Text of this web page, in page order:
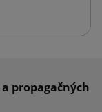
propagačných